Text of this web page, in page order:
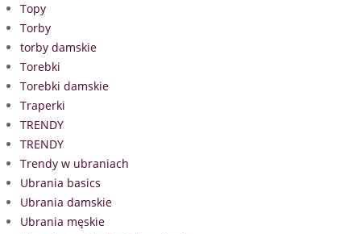
Topy
Torby
torby damskie
Torebki
Torebki damskie
Traperki
TRENDY
TRENDY
Trendy w ubraniach
Ubrania basics
Ubrania damskie
Ubrania męskie